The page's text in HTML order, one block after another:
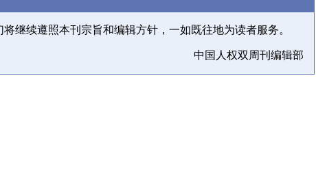
将继续遵照本刊宗旨和编辑方针，一如既往地为读者服务。
中国人权双周刊编辑部